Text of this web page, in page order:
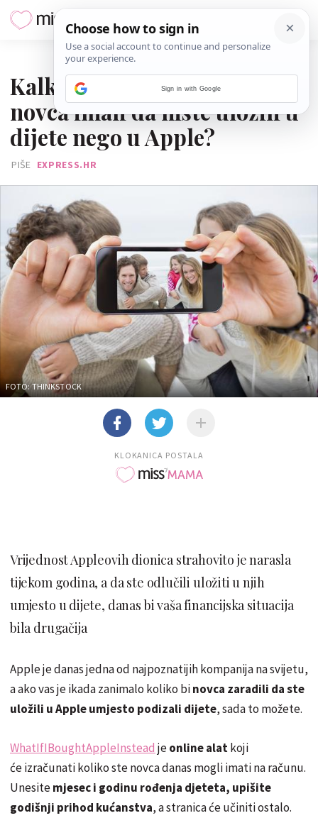
Kalkulator: Koliko biste
novca imali da niste uložili u
dijete nego u Apple?
PIŠE EXPRESS.HR
FOTO: THINKSTOCK
KLOKANICA POSTALA
Vrijednost Appleovih dionica strahovito je narasla
tijekom godina, a da ste odlučili uložiti u njih
umjesto u dijete, danas bi vaša financijska situacija
bila drugačija
Apple je danas jedna od najpoznatijih kompanija na svijetu,
a ako vas je ikada zanimalo koliko binovca zaradili da ste
uložili u Apple umjesto podizali dijete, sada to možete.
WhatIfIBoughtAppleInstead jeonline alatkoji
će izračunati koliko ste novca danas mogli imati na računu.
Unesitemjesec i godinu rođenja djeteta, upišite
godišnji prihod kućanstva, a stranica će učiniti ostalo.
Sign in with Google